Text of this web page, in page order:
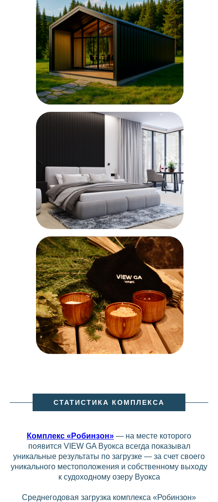
СТАТИСТИКА КОМПЛЕКСА
Комплекс «Робинзон» — на месте которого
появится VIEW GA Вуокса всегда показывал
уникальные результаты по загрузке — за счет своего
уникального местоположения и собственному выходу
к судоходному озеру Вуокса
Среднегодовая загрузка комплекса «Робинзон»